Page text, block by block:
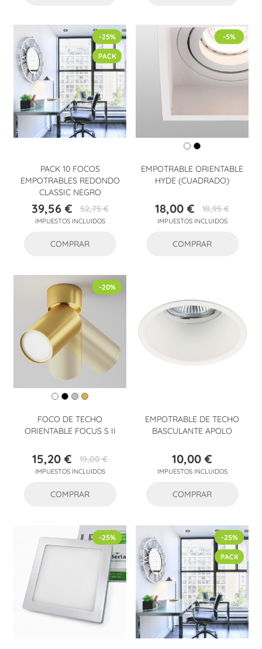
PACK 10 FOCOS
EMPOTRABLES REDONDO
CLASSIC NEGRO
Precio
39,56 €Precio
base
52,75 €
IMPUESTOS INCLUIDOS
-25%
PACK
COMPRAR
EMPOTRABLE ORIENTABLE
HYDE (CUADRADO)
Precio
18,00 €Precio
base
18,95 €
IMPUESTOS INCLUIDOS
-5%
COMPRAR
FOCO DE TECHO
ORIENTABLE FOCUS S II
Precio
15,20 €Precio
base
19,00 €
IMPUESTOS INCLUIDOS
-20%
COMPRAR
EMPOTRABLE DE TECHO
BASCULANTE APOLO
Precio
10,00 €
IMPUESTOS INCLUIDOS
COMPRAR
-25% -25%
PACK